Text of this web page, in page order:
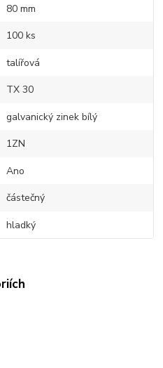
80 mm
100 ks
talířová
TX 30
galvanický zinek bílý
1ZN
Ano
částečný
hladký